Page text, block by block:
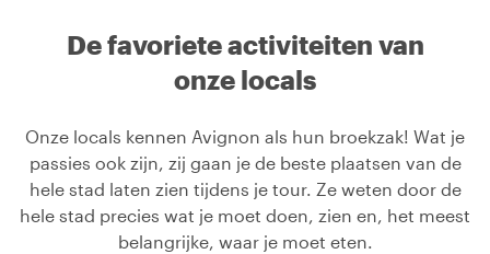
De favoriete activiteiten van
onze locals
Onze locals kennen Avignon als hun broekzak! Wat je
passies ook zijn, zij gaan je de beste plaatsen van de
hele stad laten zien tijdens je tour. Ze weten door de
hele stad precies wat je moet doen, zien en, het meest
belangrijke, waar je moet eten.